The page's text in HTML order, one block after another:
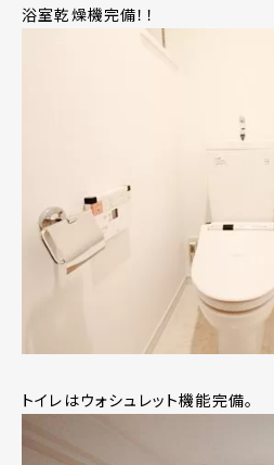
浴室乾燥機完備！！
トイレはウォシュレット機能完備。